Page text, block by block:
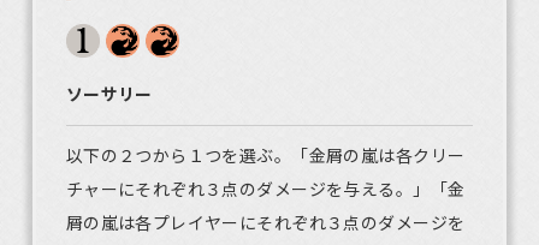
ソーサリー
以下の２つから１つを選ぶ。「金屑の嵐は各クリー
チャーにそれぞれ３点のダメージを与える。」「金
屑の嵐は各プレイヤーにそれぞれ３点のダメージを